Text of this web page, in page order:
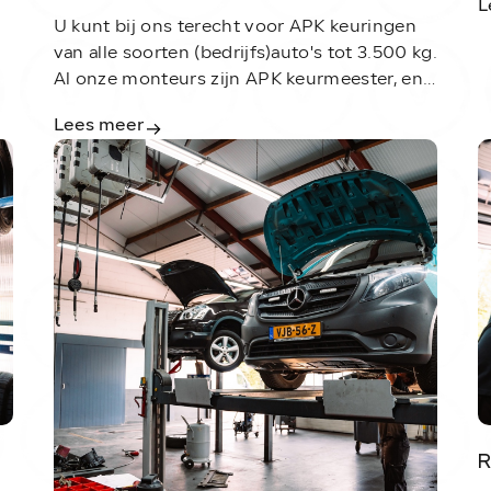
U kunt bij ons terecht voor APK keuringen
van alle soorten (bedrijfs)auto's tot 3.500 kg.
Al onze monteurs zijn APK keurmeester, en
Lees meer